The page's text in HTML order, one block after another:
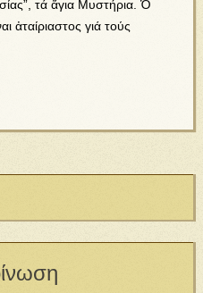
τά ἅγια Μυστήρια. Ὁ
ἀταίριαστος γιά τούς